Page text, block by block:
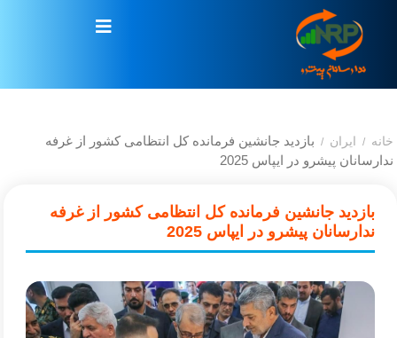
خانه / ایران / بازدید جانشین فرمانده کل انتظامی کشور از غرفه
ندارسانان پیشرو در ایپاس 2025
بازدید جانشین فرمانده کل انتظامی کشور از غرفه
ندارسانان پیشرو در ایپاس 2025